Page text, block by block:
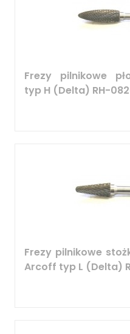
Frezy pilnikowe
typ H (Delta) RH-
Frezy pilnikowe
Arcoff typ L (Delta)